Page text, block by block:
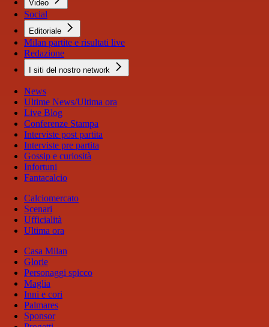
Video
Social
Editoriale
Milan partite e risultati live
Redazione
I siti del nostro network
News
Ultime News/Ultima ora
Live Blog
Conferenze Stampa
Interviste post partita
Interviste pre partita
Gossip e curiosità
Infortuni
Fantacalcio
Calciomercato
Scenari
Ufficialità
Ultima ora
Casa Milan
Glorie
Personaggi spicco
Maglia
Inni e cori
Palmares
Sponsor